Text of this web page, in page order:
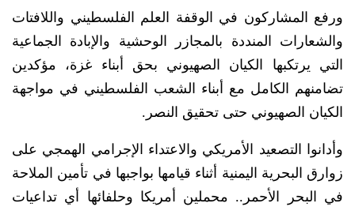
ورفع المشاركون في الوقفة العلم الفلسطيني واللافتات
والشعارات المنددة بالمجازر الوحشية والإبادة الجماعية
التي يرتكبها الكيان الصهيوني بحق أبناء غزة، مؤكدين
تضامنهم الكامل مع أبناء الشعب الفلسطيني في مواجهة
الكيان الصهيوني حتى تحقيق النصر.
وأدانوا التصعيد الأمريكي والاعتداء الإجرامي الهمجي على
زوارق البحرية اليمنية أثناء قيامها بواجبها في تأمين الملاحة
في البحر الأحمر.. محملين أمريكا وحلفائها أي تداعيات